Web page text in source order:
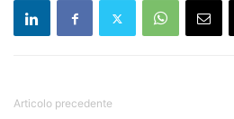
Articolo precedente